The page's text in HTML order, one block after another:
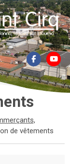
de vêtements